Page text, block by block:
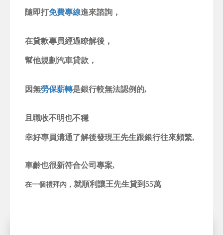
隨即打免費專線進來諮詢，
在貸款專員經過瞭解後，
幫他規劃汽車貸款，
因無勞保薪轉是銀行較無法認例的,
且職收不明也不穩
幸好專員溝通了解後發現王先生跟銀行往來頻繁,
車齡也很新符合公司專案,
在一個禮拜內， 就順利讓王先生貸到55萬